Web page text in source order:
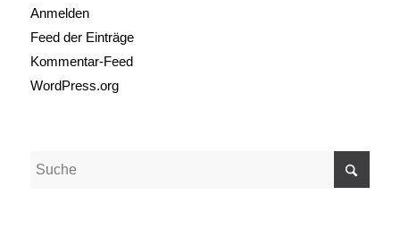
Anmelden
Feed der Einträge
Kommentar-Feed
WordPress.org